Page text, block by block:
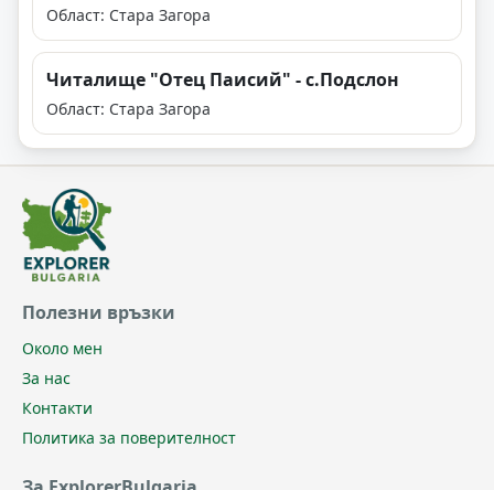
Област: Стара Загора
Читалище "Отец Паисий" - с.Подслон
Област: Стара Загора
Полезни връзки
Около мен
За нас
Контакти
Политика за поверителност